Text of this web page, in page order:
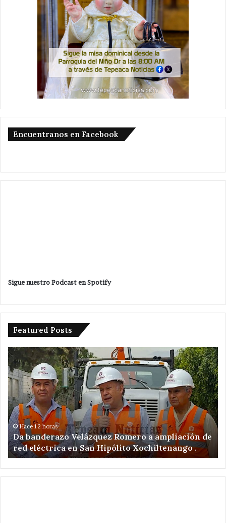
Encuentranos en Facebook
Sigue nuestro Podcast en Spotify
Featured Posts
Da
banderazo
Velázquez
Romero
ampliación
de
red
eléctrica
en
San
Hipólito
Xochiltenango
Hace 12 horas
Da banderazo Velázquez Romero a ampliación de
red eléctrica en San Hipólito Xochiltenango .
a
en